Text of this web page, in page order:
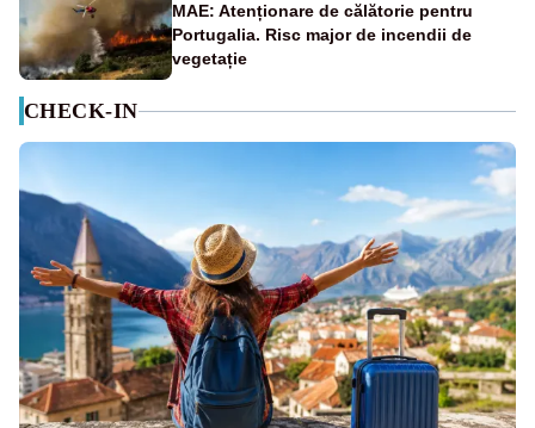
MAE: Atenționare de călătorie pentru
Portugalia. Risc major de incendii de
vegetație
CHECK-IN